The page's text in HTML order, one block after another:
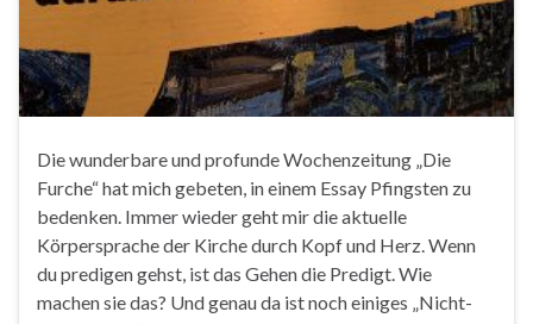
Die wunderbare und profunde Wochenzeitung „Die
Furche“ hat mich gebeten, in einem Essay Pfingsten zu
bedenken. Immer wieder geht mir die aktuelle
Körpersprache der Kirche durch Kopf und Herz. Wenn
du predigen gehst, ist das Gehen die Predigt. Wie
machen sie das? Und genau da ist noch einiges „Nicht-